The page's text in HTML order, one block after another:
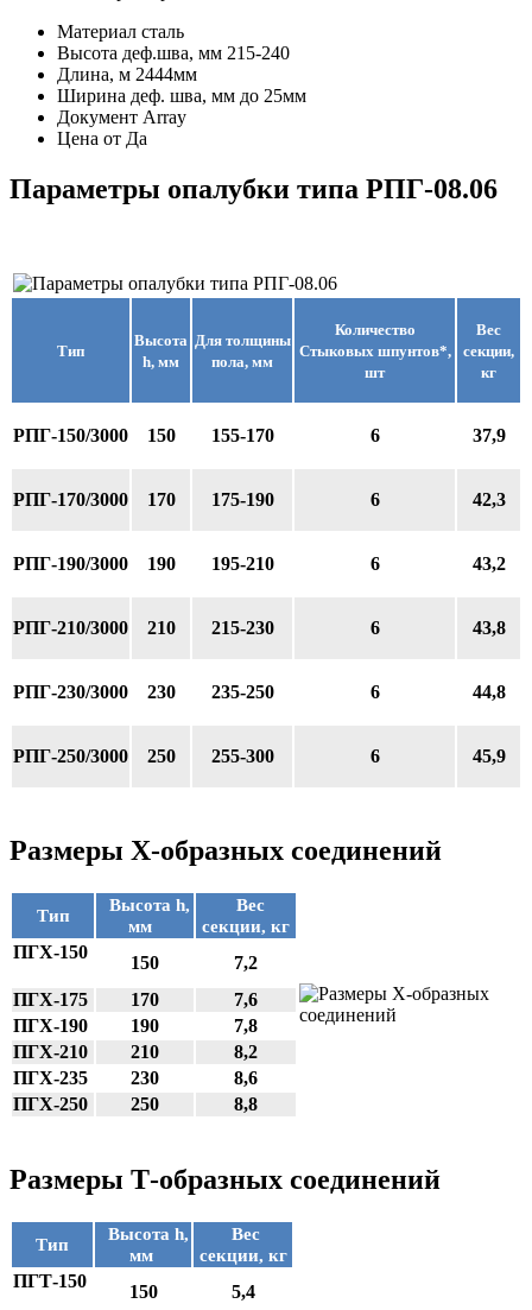
Материал сталь
Высота деф.шва, мм 215-240
Длина, м 2444мм
Ширина деф. шва, мм до 25мм
Документ Array
Цена от Да
Параметры опалубки типа РПГ-08.06
Тип
Высота
h, мм
Для толщины
пола, мм
Количество
Стыковых шпунтов*,
шт
Вес
секции,
кг
РПГ-150/3000 150 155-170 6 37,9
РПГ-170/3000 170 175-190 6 42,3
РПГ-190/3000 190 195-210 6 43,2
РПГ-210/3000 210 215-230 6 43,8
РПГ-230/3000 230 235-250 6 44,8
РПГ-250/3000 250 255-300 6 45,9
Размеры Х-образных соединений
Тип
Высота h,
мм
Вес
секции, кг
ПГХ-150
150
7,2
ПГХ-175
170
7,6
ПГХ-190
190
7,8
ПГХ-210
210
8,2
ПГХ-235
230
8,6
ПГХ-250
250 8,8
Размеры Т-образных соединений
Тип
Высота h,
мм
Вес
секции, кг
ПГТ-150
150
5,4